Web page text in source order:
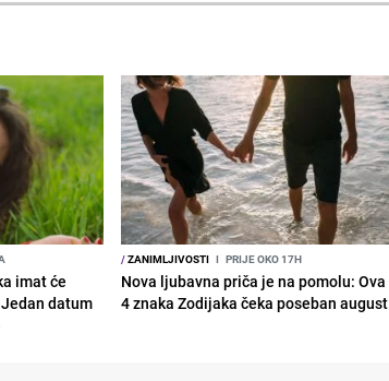
imat će
datum
/ZANIMLJIVOSTI I PRIJE OKO 17H
Nova ljubavna priča je na pomolu: Ova
4 znaka Zodijaka čeka poseban august